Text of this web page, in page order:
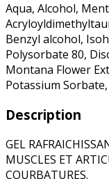
Aqua, Alcohol,
Benzyl alcohol,
Polysorbate 80,
Montana Flower
Potassium Sorbate,
Description
GEL
MUSCLES ET
COURBATURES.